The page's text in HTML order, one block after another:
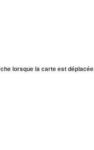
lorsque la carte est déplacée